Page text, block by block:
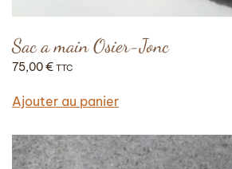
Sac a main Osier-Jonc
75,00€ TTC
Ajouter au panier